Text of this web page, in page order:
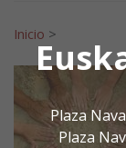
Plaza
Plaza
Search for:
Inicio >